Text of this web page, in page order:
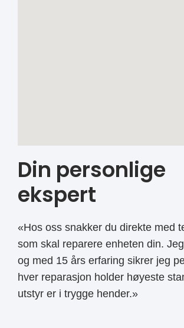
Din personlige
ekspert
«Hos oss snakker du direkte med
som skal reparere enheten din.
og med 15 års erfaring sikrer jeg
hver reparasjon holder høyeste
utstyr er i trygge hender.»